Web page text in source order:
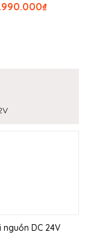
₫
nguồn DC 24V